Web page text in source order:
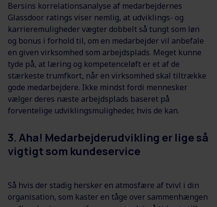
Bersins korrelationsanalyse af medarbejdernes
Glassdoor ratings viser nemlig, at udviklings- og
karrieremuligheder vægter dobbelt så tungt som løn
og bonus i forhold til, om en medarbejder vil anbefale
en given virksomhed som arbejdsplads. Meget kunne
tyde på, at læring og kompetenceløft er et af de
stærkeste trumfkort, når en virksomhed skal tiltrække
gode medarbejdere. Ikke mindst fordi mennesker
vælger deres næste arbejdsplads baseret på
forventelige udviklingsmuligheder, hvis de kan.
3. Aha! Medarbejderudvikling er lige så
vigtigt som kundeservice
Så hvis der stadig hersker en atmosfære af tvivl i din
organisation, som kaster en tåge over sammenhængen